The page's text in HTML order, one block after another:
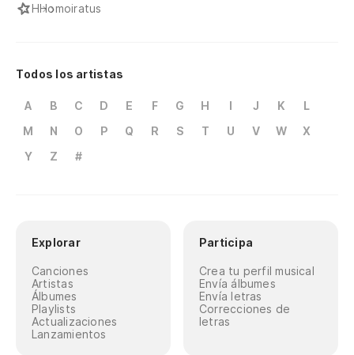
HHomoiratus
Todos los artistas
A B C D E F G H I J K
L
M
N O P Q R S T U V W
X
Y
Z #
Explorar
Canciones
Artistas
Álbumes
Playlists
Actualizaciones
Lanzamientos
Participa
Crea tu perfil musical
Envía álbumes
Envía letras
Correcciones de
letras